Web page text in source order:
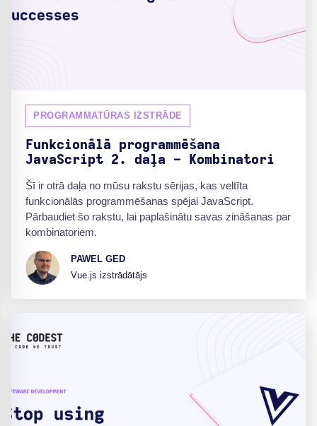
PROGRAMMATŪRAS IZSTRĀDE
Funkcionālā programmēšana
JavaScript 2. daļa - Kombinatori
Šī ir otrā daļa no mūsu rakstu sērijas, kas veltīta
funkcionālās programmēšanas spējai JavaScript.
Pārbaudiet šo rakstu, lai paplašinātu savas zināšanas par
kombinatoriem.
PAWEL GED
Vue.js izstrādātājs